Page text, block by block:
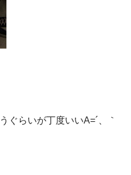
ぐらいが丁度いいA=´、｀